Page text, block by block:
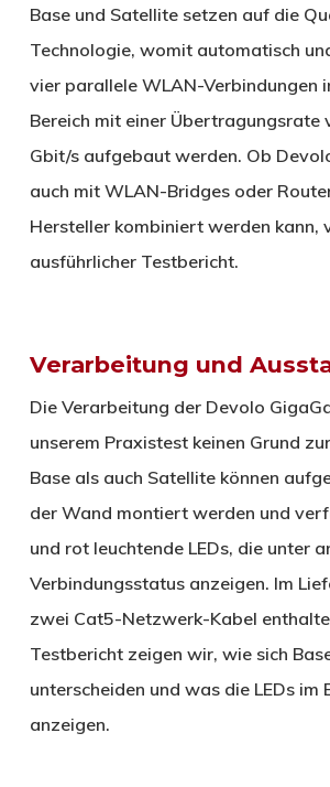
Base und Satellite setzen auf die
Technologie, womit automatisch
vier parallele WLAN-Verbindungen
Bereich mit einer Übertragungsrate
Gbit/s aufgebaut werden. Ob
auch mit WLAN-Bridges oder
Hersteller kombiniert werden kann,
ausführlicher Testbericht.
Verarbeitung und
Die Verarbeitung der Devolo
unserem Praxistest keinen Grund
Base als auch Satellite können
der Wand montiert werden und
und rot leuchtende LEDs, die unter
Verbindungsstatus anzeigen. Im
zwei Cat5-Netzwerk-Kabel
Testbericht zeigen wir, wie sich
unterscheiden und was die LEDs im
anzeigen.